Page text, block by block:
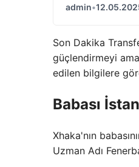
admin•
Son Dakika
güçlendirmeyi
edilen bilgilere
Babası
Xhaka'nın
Uzman Adı